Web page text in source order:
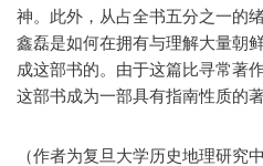
神。此外，从占全书五分之一的
鑫磊是如何在拥有与理解大量朝
成这部书的。由于这篇比寻常著
这部书成为一部具有指南性质的著
（作者为复旦大学历史地理研究